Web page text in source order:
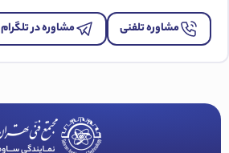
مشاوره تلفنی مشاوره در تلگرام